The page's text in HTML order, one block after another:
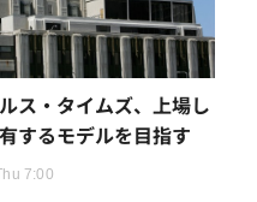
ス・タイムズ、上場し
するモデルを目指す
7:00